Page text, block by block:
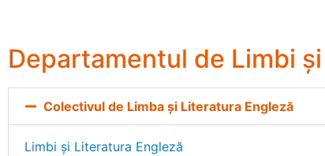
Departamentul de Limbi
Colectivul de Limba și Literatura Engleză
Limbi și Literatura Engleză